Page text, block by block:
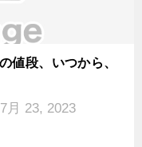
値段、いつから、
7月 23, 2023